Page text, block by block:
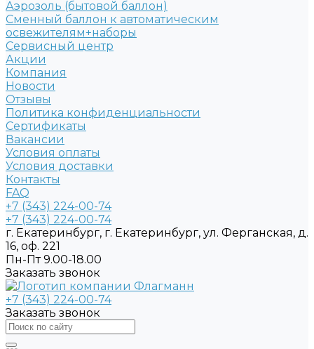
Аэрозоль (бытовой баллон)
Сменный баллон к автоматическим
освежителям+наборы
Сервисный центр
Акции
Компания
Новости
Отзывы
Политика конфиденциальности
Сертификаты
Вакансии
Условия оплаты
Условия доставки
Контакты
FAQ
+7 (343) 224-00-74
+7 (343) 224-00-74
г. Екатеринбург, г. Екатеринбург, ул. Ферганская, д.
16, оф. 221
Пн-Пт 9.00-18.00
Заказать звонок
+7 (343) 224-00-74
Заказать звонок